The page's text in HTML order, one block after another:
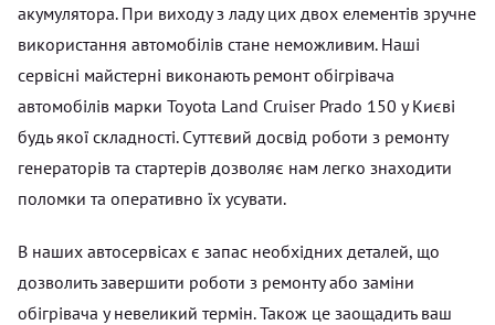
акумулятора. При виходу з ладу цих двох елементів зручне
використання автомобілів стане неможливим. Наші
сервісні майстерні виконають ремонт обігрівача
автомобілів марки Toyota Land Cruiser Prado 150 у Києві
будь якої складності. Суттєвий досвід роботи з ремонту
генераторів та стартерів дозволяє нам легко знаходити
поломки та оперативно їх усувати.
В наших автосервісах є запас необхідних деталей, що
дозволить завершити роботи з ремонту або заміни
обігрівача у невеликий термін. Також це заощадить ваш